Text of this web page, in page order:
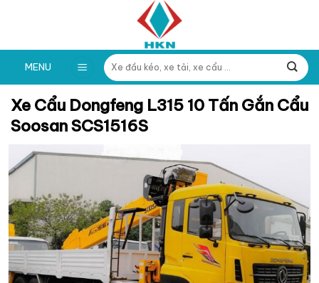
MENU
Tìm
kiếm:
Xe Cẩu Dongfeng L315 10 Tấn Gắn Cẩu
Soosan SCS1516S